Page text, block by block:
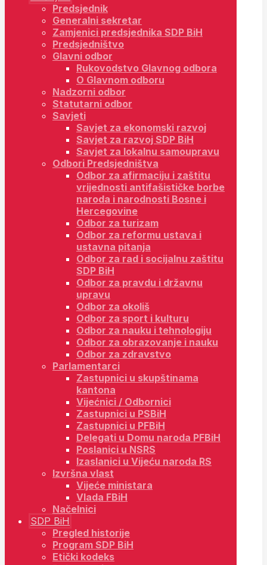
Predsjednik
Generalni sekretar
Zamjenici predsjednika SDP BiH
Predsjedništvo
Glavni odbor
Rukovodstvo Glavnog odbora
O Glavnom odboru
Nadzorni odbor
Statutarni odbor
Savjeti
Savjet za ekonomski razvoj
Savjet za razvoj SDP BiH
Savjet za lokalnu samoupravu
Odbori Predsjedništva
Odbor za afirmaciju i zaštitu
vrijednosti antifašističke borbe
naroda i narodnosti Bosne i
Hercegovine
Odbor za turizam
Odbor za reformu ustava i
ustavna pitanja
Odbor za rad i socijalnu zaštitu
SDP BiH
Odbor za pravdu i državnu
upravu
Odbor za okoliš
Odbor za sport i kulturu
Odbor za nauku i tehnologiju
Odbor za obrazovanje i nauku
Odbor za zdravstvo
Parlamentarci
Zastupnici u skupštinama
kantona
Vijećnici / Odbornici
Zastupnici u PSBiH
Zastupnici u PFBiH
Delegati u Domu naroda PFBiH
Poslanici u NSRS
Izaslanici u Vijeću naroda RS
Izvršna vlast
Vijeće ministara
Vlada FBiH
Načelnici
SDP BiH
Pregled historije
Program SDP BiH
Etički kodeks